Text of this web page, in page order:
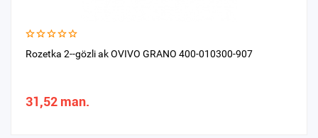
Rozetka 2--gözli ak OVIVO GRANO 400-010300-907
31,52 man.